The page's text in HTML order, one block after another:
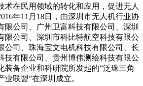
术在民用领域的转化和应用，促进无人
年11月18日，由深圳市无人机行业协
限公司、广州卫富科技有限公司、深圳
限公司、深圳市科比特航空科技有限公
公司、珠海宝文电机科技有限公司、长
技有限公司、贵州博伟测绘科技有限公
装备企业和科研院所发起的“泛珠三角
联盟”在深圳成立。